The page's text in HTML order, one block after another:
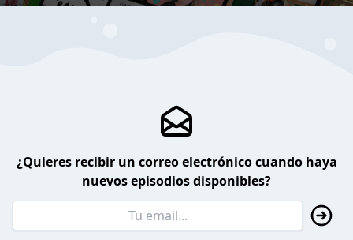
¿Quieres recibir un correo electrónico cuando haya
nuevos episodios disponibles?